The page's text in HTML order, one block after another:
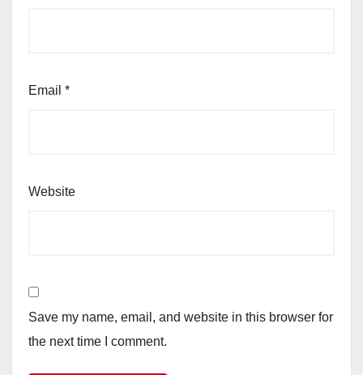
Email *
Website
Save my name, email, and website in this browser for
the next time I comment.